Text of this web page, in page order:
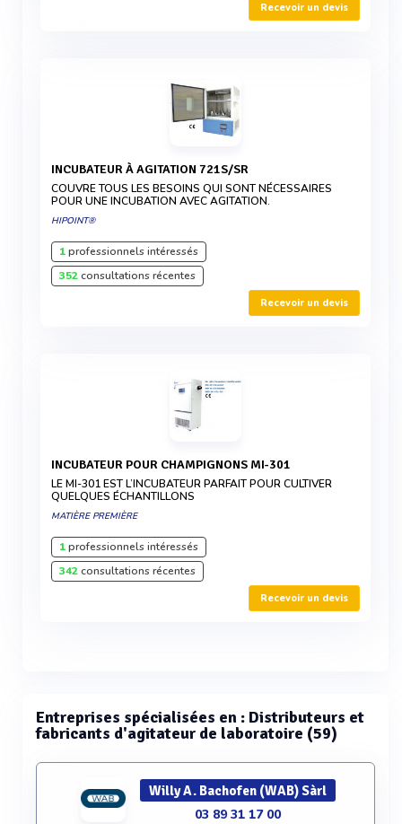
Recevoir un devis
INCUBATEUR À AGITATION 721S/SR
COUVRE TOUS LES BESOINS QUI SONT NÉCESSAIRES
POUR UNE INCUBATION AVEC AGITATION.
HIPOINT®
1professionnels intéressés
352consultations récentes
Recevoir un devis
INCUBATEUR POUR CHAMPIGNONS MI-301
LE MI-301 EST L’INCUBATEUR PARFAIT POUR CULTIVER
QUELQUES ÉCHANTILLONS
MATIÈRE PREMIÈRE
1professionnels intéressés
342consultations récentes
Recevoir un devis
Entreprises spécialisées en : Distributeurs et
fabricants d'agitateur de laboratoire (59)
Willy A. Bachofen (WAB) Sàrl
03 89 31 17 00